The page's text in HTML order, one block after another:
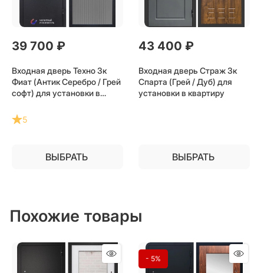
39 700 ₽
Входная дверь Техно 3к
Фиат (Антик Серебро / Грей
софт) для установки в
5
ВЫБРАТЬ
43 400 ₽
Входная дверь Страж 3к
Спарта (Грей / Дуб) для
установки в квартиру
ВЫБРАТЬ
Похожие товары
- 5%